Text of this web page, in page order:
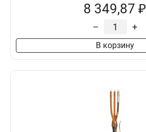
8 349,87 ₽
– +
В корзину